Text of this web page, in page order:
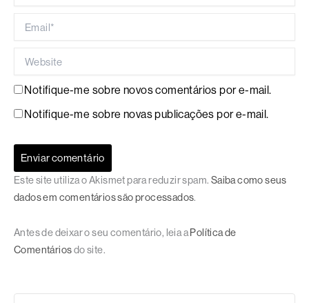
Notifique-me sobre novos comentários por e-mail.
Notifique-me sobre novas publicações por e-mail.
Este site utiliza o Akismet para reduzir spam. Saiba como seus
dados em comentários são processados.
Antes de deixar o seu comentário, leia a Política de
Comentáriosdo site.